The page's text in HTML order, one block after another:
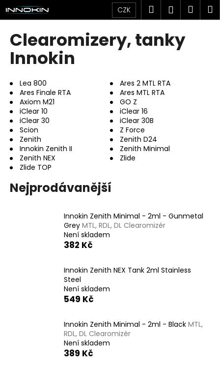
Přejít
na
obsah
CZK Hledat
Clearomizery, tanky
Innokin
Lea 800
Ares 2 MTL RTA
Ares Finale RTA
Ares MTL RTA
Axiom M21
GO Z
iClear 10
iClear 16
iClear 30
iClear 30B
Scion
Z Force
Zenith
Zenith D24
Innokin Zenith II
Zenith Minimal
Zenith NEX
Zlide
Zlide TOP
Nejprodávanější
Innokin Zenith Minimal - 2ml - Gunmetal
Grey MTL, RDL, DL Clearomizér
Není skladem
382 Kč
Innokin Zenith NEX Tank 2ml Stainless
Steel
Není skladem
549 Kč
Innokin Zenith Minimal - 2ml - Black MTL,
RDL, DL Clearomizér
Není skladem
389 Kč
K
o
C
o
p
o
t
ř
e
b
u
j
e
t
HLEDAT